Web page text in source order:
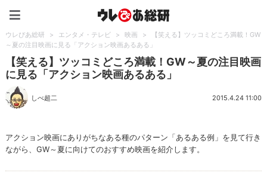
ウレぴあ総研 > エンタメ・テレビ > 映画 >
【笑える】ツッコミどころ満載！GW
～夏の注目映画に見る「アクション映画あるある」
【笑える】ツッコミどころ満載！GW～夏の注目映画
に見る「アクション映画あるある」
しべ超二 2015.4.24 11:00
アクション映画にありがちなある種のパターン「あるある例」を見て行き
ながら、GW～夏に向けてのおすすめ映画を紹介します。